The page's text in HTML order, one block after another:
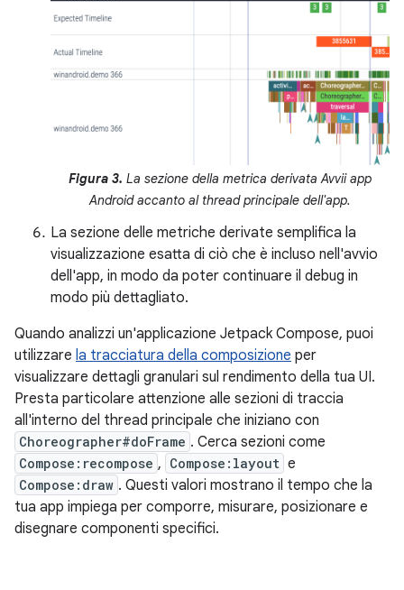
Figura 3. La sezione della metrica derivata Avvii app
Android accanto al thread principale dell'app.
La sezione delle metriche derivate semplifica la
visualizzazione esatta di ciò che è incluso nell'avvio
dell'app, in modo da poter continuare il debug in
modo più dettagliato.
Quando analizzi un'applicazione Jetpack Compose, puoi
utilizzare la tracciatura della composizione per
visualizzare dettagli granulari sul rendimento della tua UI.
Presta particolare attenzione alle sezioni di traccia
all'interno del thread principale che iniziano con
Choreographer#doFrame . Cerca sezioni come
Compose:recompose , Compose:layout e
Compose:draw . Questi valori mostrano il tempo che la
tua app impiega per comporre, misurare, posizionare e
disegnare componenti specifici.